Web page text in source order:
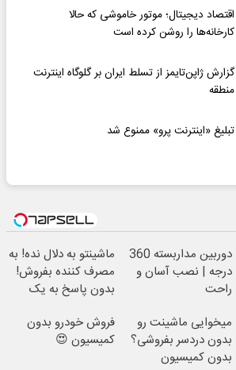
اقتصاد دیجیتال؛ موتور خاموشی که حالا
کارخانه‌ها را روشن کرده است
گزارش ژاپن‌تایمز از تسلط ایران بر گلوگاه اینترنت
منطقه
تبلیغ «اینترنت پرو» ممنوع شد
دوربین مداربسته 360
درجه | نصب آسان و
راحت
ماشینتو به دلال نده! به
مصرف کننده بفروش!
بدون پاسخ به یک
میخوایی ماشینت رو
بدون دردسر بفروشی؟
بدون کمیسیون
فروش خودرو بدون
کمیسیون 😍